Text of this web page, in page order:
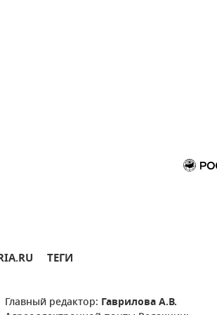
ТЕГИ
Главный редактор: Гаврилова А.В.